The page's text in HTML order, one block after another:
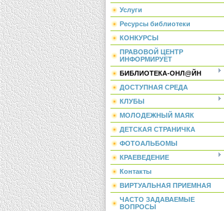
Услуги
Ресурсы библиотеки
КОНКУРСЫ
ПРАВОВОЙ ЦЕНТР
ИНФОРМИРУЕТ
БИБЛИОТЕКА-ОНЛ@ЙН
ДОСТУПНАЯ СРЕДА
КЛУБЫ
МОЛОДЕЖНЫЙ МАЯК
ДЕТСКАЯ СТРАНИЧКА
ФОТОАЛЬБОМЫ
КРАЕВЕДЕНИЕ
Контакты
ВИРТУАЛЬНАЯ ПРИЕМНАЯ
ЧАСТО ЗАДАВАЕМЫЕ
ВОПРОСЫ